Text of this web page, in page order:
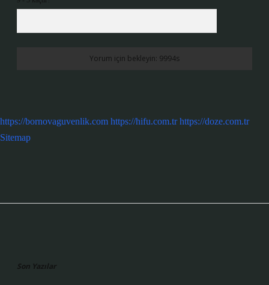
https://bornovaguvenlik.com https://hifu.com.tr https://doze.com.tr
Sitemap
Son Yazılar